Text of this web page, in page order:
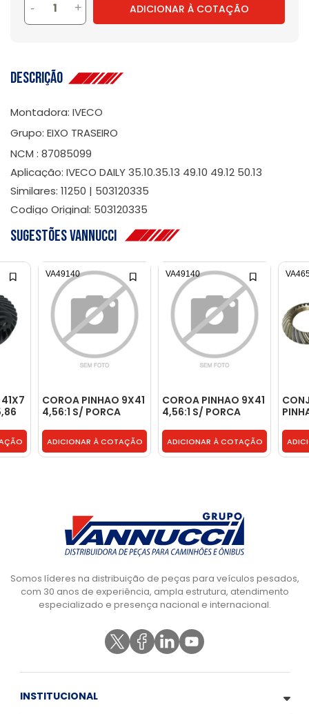
- + ADICIONAR À COTAÇÃO
Descrição
Montadora: IVECO
Grupo: EIXO TRASEIRO
NCM : 87085099
Aplicação: IVECO DAILY 35.10.35.13 49.10 49.12 50.13
Similares: 11250 | 503120335
Codigo Original: 503120335
Sugestões Vannucci
COROA PINHAO 9X41
4,56:1 S/ PORCA
PARAFUSOS * -
23B525143E
ADICIONAR À COTAÇÃO
VA49140
COROA PINHAO 9X41
4,56:1 S/ PORCA
PARAFUSOS * -
23B525143E
ADICIONAR À COTAÇÃO
VA49140
Somos líderes na distribuição de peças para veículos pesados,
com 30 anos de experiência, ampla estrutura, atendimento
especializado e presença nacional e internacional.
INSTITUCIONAL